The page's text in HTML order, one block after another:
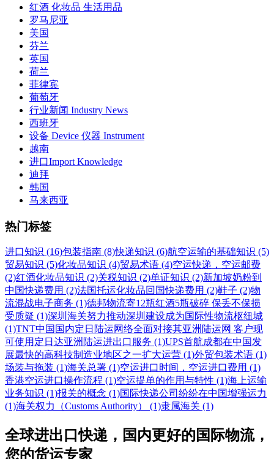
红酒 化妆品 生活用品
罗马尼亚
美国
芬兰
英国
荷兰
菲律宾
葡萄牙
行业新闻 Industry News
西班牙
设备 Device 仪器 Instrument
越南
进口Import Knowledge
迪拜
韩国
马来西亚
热门标签
进口知识 (16)包装指南 (8)快递知识 (6)航空运输的基础知识 (5)
贸易知识 (5)化妆品知识 (4)贸易术语 (4)空运快递，空运邮费
(2)红酒化妆品知识 (2)关税知识 (2)单证知识 (2)新加坡奶粉到
中国快递费用 (2)法国托运化妆品回国快递费用 (2)鞋子 (2)物
流混战电子商务 (1)德邦物流寄12瓶红酒5瓶破碎 保丢不保损
受质疑 (1)深圳海关努力推动深圳建设成为国际性物流枢纽城
(1)TNT中国国内定日陆运网络全面对接其亚洲陆运网 客户现
可使用定日达亚洲陆运进出口服务 (1)UPS首航成都在中国发
展最快的高科技制造业地区之一扩大运营 (1)外贸包装术语 (1)
场装与拖装 (1)海关总署 (1)空运进口时间，空运进口费用 (1)
香港空运进口操作流程 (1)空运提单的作用与特性 (1)海上运输
业务知识 (1)报关的概念 (1)国际快递公司纷纷在中国增强运力
(1)海关权力（Customs Authority） (1)隶属海关 (1)
全球进出口快递，国内更好的国际物流，
您的货运专家